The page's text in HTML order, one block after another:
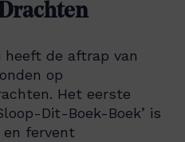
heeft de aftrap van
op
Het eerste
Dit-Boek-Boek’ is
en fervent